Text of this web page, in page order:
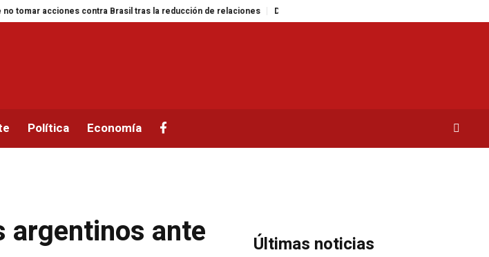
acciones contra Brasil tras la reducción de relaciones Desastre ambiental en la Isla Marion: un experimento fallido
Política Economía
argentinos ante Últimas noticias